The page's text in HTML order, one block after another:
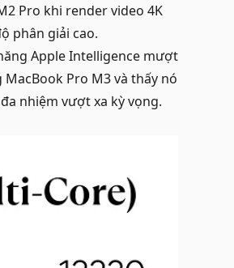
Pro khi render video 4K
phân giải cao.
Apple Intelligence mượt
Pro M3 và thấy nó
nhiệm vượt xa kỳ vọng.